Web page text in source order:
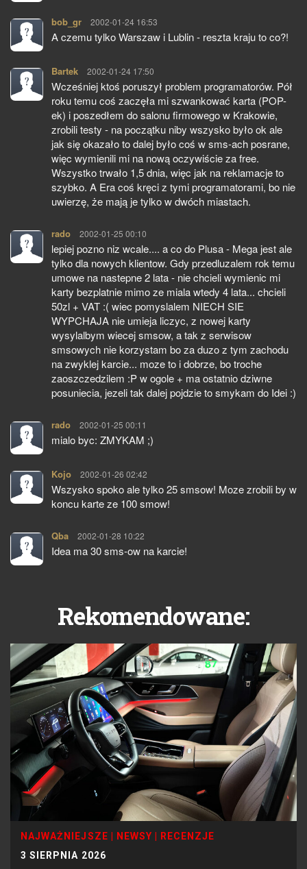
bob_gr pisze:
2002-01-24 16:53
A czemu tylko Warszaw i Lublin - reszta kraju to co?!
Bartek pisze:
2002-01-24 17:50
Wcześniej ktoś poruszył problem programatorów. Pół
roku temu coś zaczęła mi szwankować karta (POP-
ek) i poszedłem do salonu firmowego w Krakowie,
zrobili testy - na początku niby wszysko było ok ale
jak się okazało to dalej było coś w sms-ach posrane,
więc wymienili mi na nową oczywiście za free.
Wszystko trwało 1,5 dnia, więc jak na reklamacje to
szybko. A Era coś kręci z tymi programatorami, bo nie
uwierzę, że mają je tylko w dwóch miastach.
rado pisze:
2002-01-25 00:10
lepiej pozno niz wcale.... a co do Plusa - Mega jest ale
tylko dla nowych klientow. Gdy przedluzalem rok temu
umowe na nastepne 2 lata - nie chcieli wymienic mi
karty bezplatnie mimo ze miala wtedy 4 lata... chcieli
50zl + VAT :( wiec pomyslalem NIECH SIE
WYPCHAJA nie umieja liczyc, z nowej karty
wysylalbym wiecej smsow, a tak z serwisow
smsowych nie korzystam bo za duzo z tym zachodu
na zwyklej karcie... moze to i dobrze, bo troche
zaoszczedzilem :P w ogole + ma ostatnio dziwne
posuniecia, jezeli tak dalej pojdzie to smykam do Idei :)
rado pisze:
2002-01-25 00:11
mialo byc: ZMYKAM ;)
Kojo pisze:
2002-01-26 02:42
Wszysko spoko ale tylko 25 smsow! Moze zrobili by w
koncu karte ze 100 smow!
Qba pisze:
2002-01-28 10:22
Idea ma 30 sms-ow na karcie!
Rekomendowane:
NAJWAŻNIEJSZE NEWSY
RECENZJE
3 SIERPNIA 2026